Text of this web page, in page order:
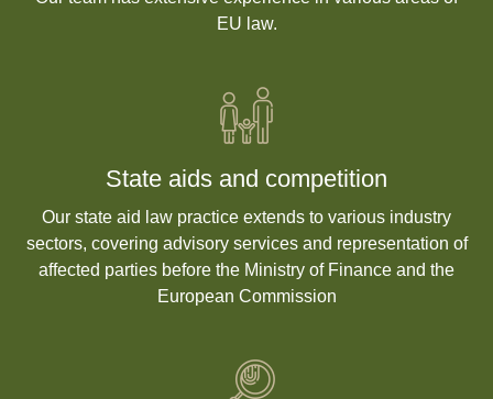
EU law.
State aids and competition
Our state aid law practice extends to various industry
sectors, covering advisory services and representation of
affected parties before the Ministry of Finance and the
European Commission